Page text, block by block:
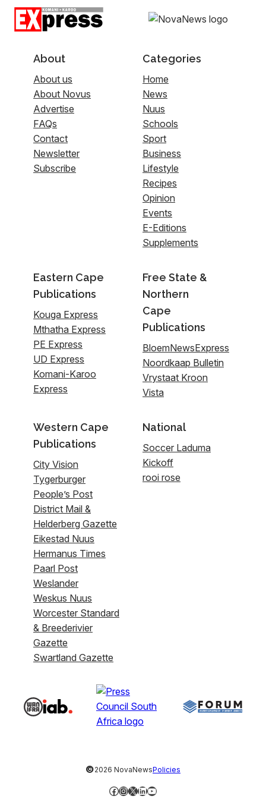
About
About us
About Novus
Advertise
FAQs
Contact
Newsletter
Subscribe
Categories
Home
News
Nuus
Schools
Sport
Business
Lifestyle
Recipes
Opinion
Events
E-Editions
Supplements
Eastern Cape
Publications
Kouga Express
Mthatha Express
PE Express
UD Express
Komani-Karoo
Express
Free State &
Northern
Cape
Publications
BloemNewsExpress
Noordkaap Bulletin
Vrystaat Kroon
Vista
Western Cape
Publications
City Vision
Tygerburger
People’s Post
District Mail &
Helderberg Gazette
Eikestad Nuus
Hermanus Times
Paarl Post
Weslander
Weskus Nuus
Worcester Standard
& Breederivier
Gazette
Swartland Gazette
National
Soccer Laduma
Kickoff
rooi rose
©2026 NovaNewsPolicies
Facebook
Instagram
X LinkedIn
YouTube